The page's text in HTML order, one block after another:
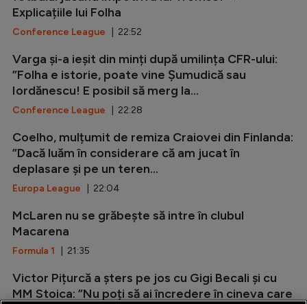
Explicațiile lui Folha
Conference League | 22:52
Varga și-a ieșit din minți după umilința CFR-ului:
”Folha e istorie, poate vine Șumudică sau
Iordănescu! E posibil să merg la...
Conference League | 22:28
Coelho, mulțumit de remiza Craiovei din Finlanda:
”Dacă luăm în considerare că am jucat în
deplasare și pe un teren...
Europa League | 22:04
McLaren nu se grăbește să intre în clubul
Macarena
Formula 1 | 21:35
Victor Pițurcă a șters pe jos cu Gigi Becali și cu
MM Stoica: ”Nu poți să ai încredere în cineva care